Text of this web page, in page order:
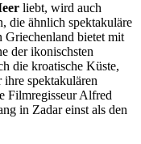
liebt, wird auch
die ähnlich spektakuläre
Griechenland bietet mit
der ikonischsten
die kroatische Küste,
ihre spektakulären
Filmregisseur Alfred
in Zadar einst als den